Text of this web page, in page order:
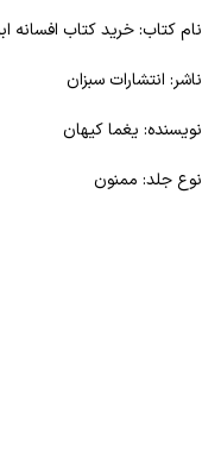
نام کتاب: خرید کتاب افسانه
ناشر: انتشارات سبزان
نویسنده: یغما کیهان
نوع جلد: ممنون